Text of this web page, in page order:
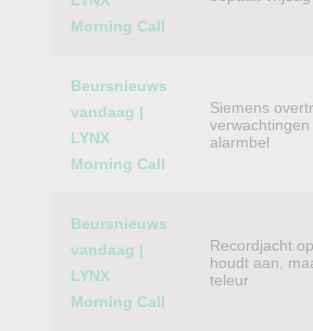
Morning Call
Beursnieuws
vandaag |
LYNX
Morning Call
Siemens
alarmbel
Beursnieuws
vandaag |
LYNX
Morning Call
Recordjacht
houdt aan,
teleur